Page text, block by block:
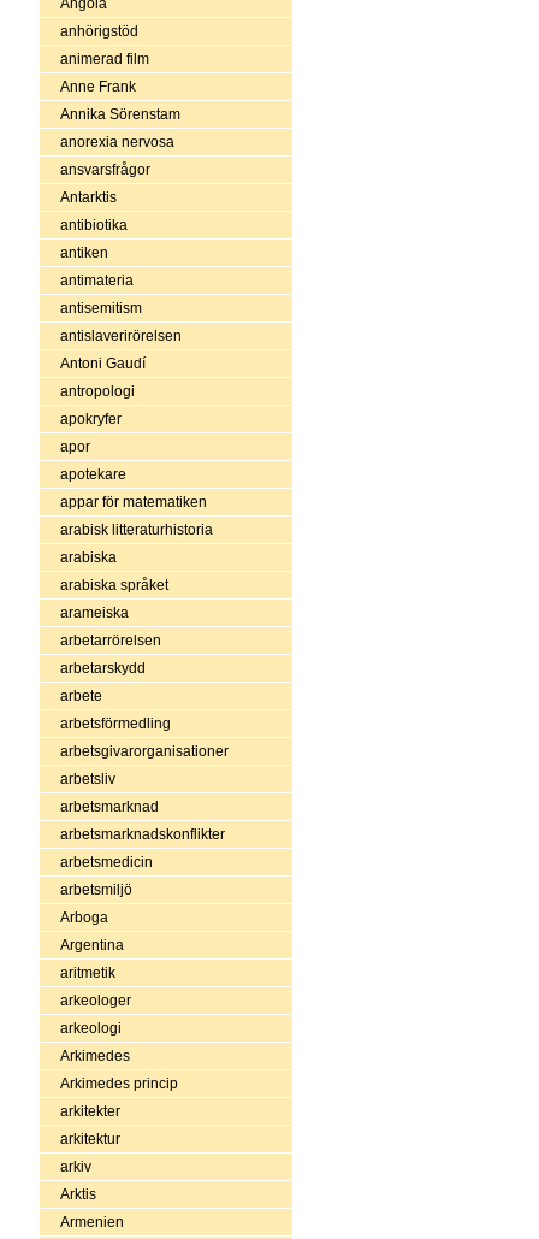
Angola
anhörigstöd
animerad film
Anne Frank
Annika Sörenstam
anorexia nervosa
ansvarsfrågor
Antarktis
antibiotika
antiken
antimateria
antisemitism
antislaverirörelsen
Antoni Gaudí
antropologi
apokryfer
apor
apotekare
appar för matematiken
arabisk litteraturhistoria
arabiska
arabiska språket
arameiska
arbetarrörelsen
arbetarskydd
arbete
arbetsförmedling
arbetsgivarorganisationer
arbetsliv
arbetsmarknad
arbetsmarknadskonflikter
arbetsmedicin
arbetsmiljö
Arboga
Argentina
aritmetik
arkeologer
arkeologi
Arkimedes
Arkimedes princip
arkitekter
arkitektur
arkiv
Arktis
Armenien